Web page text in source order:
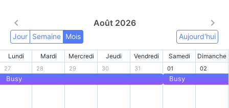
Août 2026
Jour Semaine Mois Aujourd'hui
Lundi Mardi Mercredi Jeudi Vendredi Samedi Dimanche
27 28 29 30 31 01 02
Busy Busy